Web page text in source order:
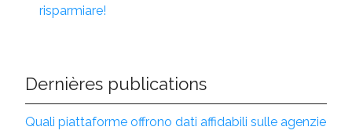
risparmiare!
Dernières publications
Quali piattaforme offrono dati affidabili sulle agenzie